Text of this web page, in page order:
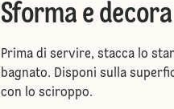
Sforma e decora
Prima di servire, stacca lo
bagnato. Disponi sulla
con lo sciroppo.